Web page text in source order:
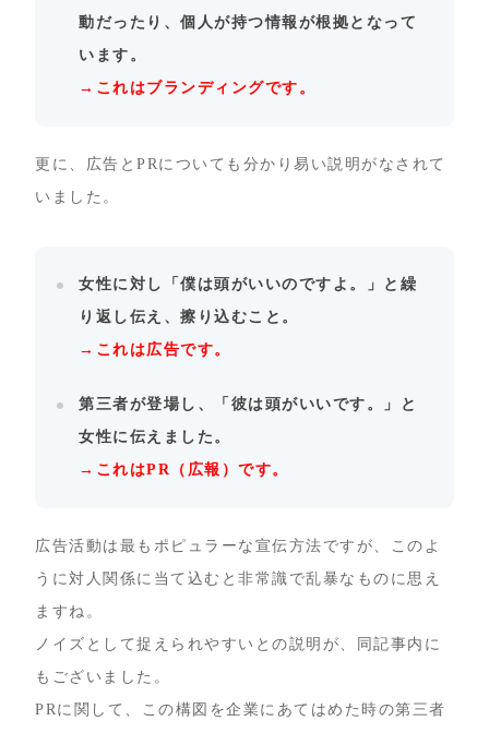
動だったり、個人が持つ情報が根拠となって
います。
→これはブランディングです。
更に、広告とPRについても分かり易い説明がなされて
いました。
女性に対し「僕は頭がいいのですよ。」と繰
り返し伝え、擦り込むこと。
→これは広告です。
第三者が登場し、「彼は頭がいいです。」と
女性に伝えました。
→これはPR（広報）です。
広告活動は最もポピュラーな宣伝方法ですが、このよ
うに対人関係に当て込むと非常識で乱暴なものに思え
ますね。
ノイズとして捉えられやすいとの説明が、同記事内に
もございました。
PRに関して、この構図を企業にあてはめた時の第三者